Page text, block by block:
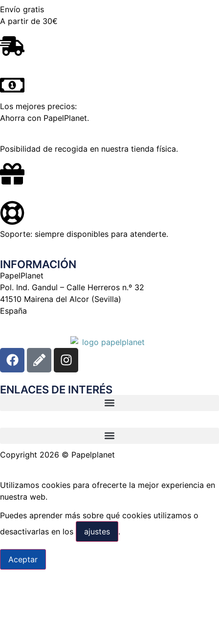
Envío gratis
A partir de 30€
Los mejores precios:
Ahorra con PapelPlanet.
Posibilidad de recogida en nuestra tienda física.
Soporte: siempre disponibles para atenderte.
INFORMACIÓN
PapelPlanet
Pol. Ind. Gandul – Calle Herreros n.º 32
41510 Mairena del Alcor (Sevilla)
España
ENLACES DE INTERÉS
Copyright 2026 © Papelplanet
Utilizamos cookies para ofrecerte la mejor experiencia en
nuestra web.
Puedes aprender más sobre qué cookies utilizamos o
desactivarlas en los
ajustes .
Aceptar